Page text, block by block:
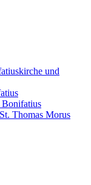
und
Bonifatius
Thomas Morus